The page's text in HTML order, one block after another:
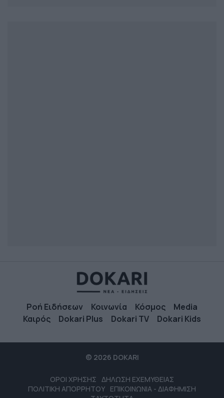
Ροή Ειδήσεων Κοινωνία Κόσμος
Media
Καιρός
Dokari Plus Dokari TV Dokari Kids
© 2026 DOKARI
ΟΡΟΙ ΧΡΗΣΗΣ ΔΗΛΩΣΗ ΕΧΕΜΥΘΕΙΑΣ
ΠΟΛΙΤΙΚΗ ΑΠΟΡΡΗΤΟΥ ΕΠΙΚΟΙΝΩΝΙΑ - ΔΙΑΦΗΜΙΣΗ